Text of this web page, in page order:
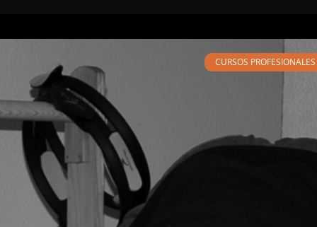
CURSOS PROFESIONALES